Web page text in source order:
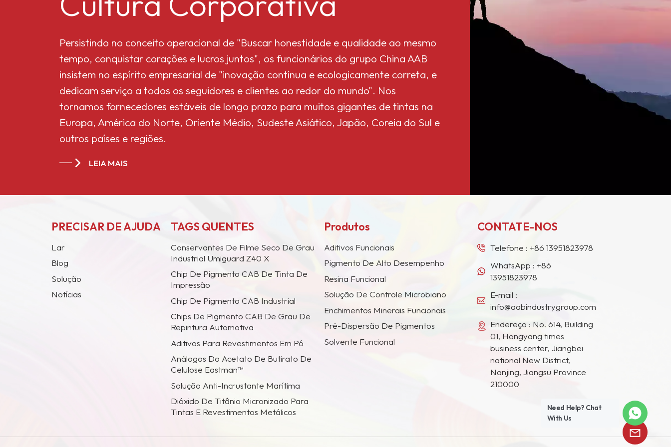
Acetato de celulose
Butirato 551-0,01
Acetato de celulose
butirato CAB-381-20
Persistindo no conceito operacional de "Buscar honestidade e qualidade ao mesmo
tempo, conquistar corações e lucros juntos", os funcionários do grupo China AAB
insistem no espírito empresarial de "inovação contínua e ecologicamente correta, e
dedicam serviço a todos os seguidores e clientes ao redor do mundo". Nos
tornamos fornecedores estáveis ​​de longo prazo para muitos gigantes de tintas na
Europa, América do Norte, Oriente Médio, Sudeste Asiático, Japão, Coreia do Sul e
outros países e regiões.
LEIA MAIS
PRECISAR DE AJUDA
Lar
Blog
Solução
Notícias
TAGS QUENTES
Conservantes De Filme Seco De Grau
Industrial Umiguard Z40 X
Chip De Pigmento CAB De Tinta De
Impressão
Chip De Pigmento CAB Industrial
Chips De Pigmento CAB De Grau De
Repintura Automotiva
Aditivos Para Revestimentos Em Pó
Análogos Do Acetato De Butirato De
Celulose Eastman™
Solução Anti-Incrustante Marítima
Dióxido De Titânio Micronizado Para
Tintas E Revestimentos Metálicos
Produtos
Aditivos Funcionais
Pigmento De Alto Desempenho
Resina Funcional
Solução De Controle Microbiano
Enchimentos Minerais Funcionais
Pré-Dispersão De Pigmentos
Solvente Funcional
CONTATE-NOS
Telefone :+86 13951823978
WhatsApp :+86
13951823978
E-mail :
info@aabindustrygroup.com
Endereço : No. 614, Building
01, Hongyang times
business center, Jiangbei
national New District,
Nanjing, Jiangsu Province
210000
Need Help? Chat
With Us